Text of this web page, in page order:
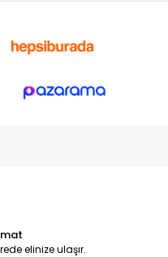
elinize ulaşır.